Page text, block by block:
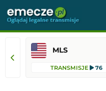
MLS
TRANSMISJE 76